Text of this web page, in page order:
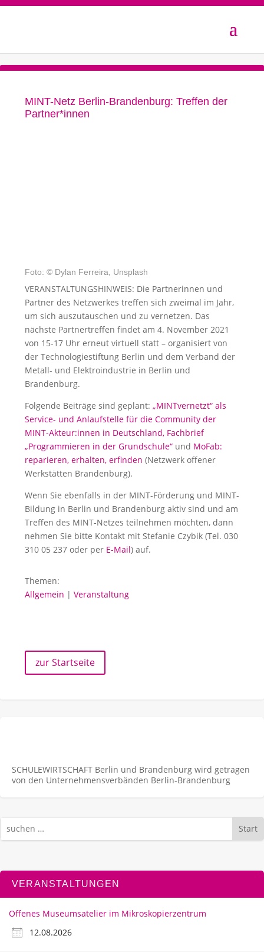
MINT-Netz Berlin-Brandenburg: Treffen der
Partner*innen
Foto: © Dylan Ferreira, Unsplash
VERANSTALTUNGSHINWEIS: Die Partnerinnen und
Partner des Netzwerkes treffen sich zweimal im Jahr,
um sich auszutauschen und zu vernetzen. Das
nächste Partnertreffen findet am 4. November 2021
von 15-17 Uhr erneut virtuell statt – organisiert von
der Technologiestiftung Berlin und dem Verband der
Metall- und Elektroindustrie in Berlin und
Brandenburg.
Folgende Beiträge sind geplant: „MINTvernetzt“ als
Service- und Anlaufstelle für die Community der
MINT-Akteur:innen in Deutschland, Fachbrief
„Programmieren in der Grundschule“ und MoFab:
reparieren, erhalten, erfinden (Netzwerk offener
Werkstätten Brandenburg).
Wenn Sie ebenfalls in der MINT-Förderung und MINT-
Bildung in Berlin und Brandenburg aktiv sind und am
Treffen des MINT-Netzes teilnehmen möchten, dann
nehmen Sie bitte Kontakt mit Stefanie Czybik (Tel. 030
310 05 237 oder per E-Mail) auf.
Themen:
Allgemein | Veranstaltung
zur Startseite
SCHULEWIRTSCHAFT Berlin und Brandenburg wird getragen
von den Unternehmens­verbänden Berlin-Brandenburg
Start
VERANSTALTUNGEN
Offenes Museumsatelier im Mikroskopierzentrum
12.08.2026